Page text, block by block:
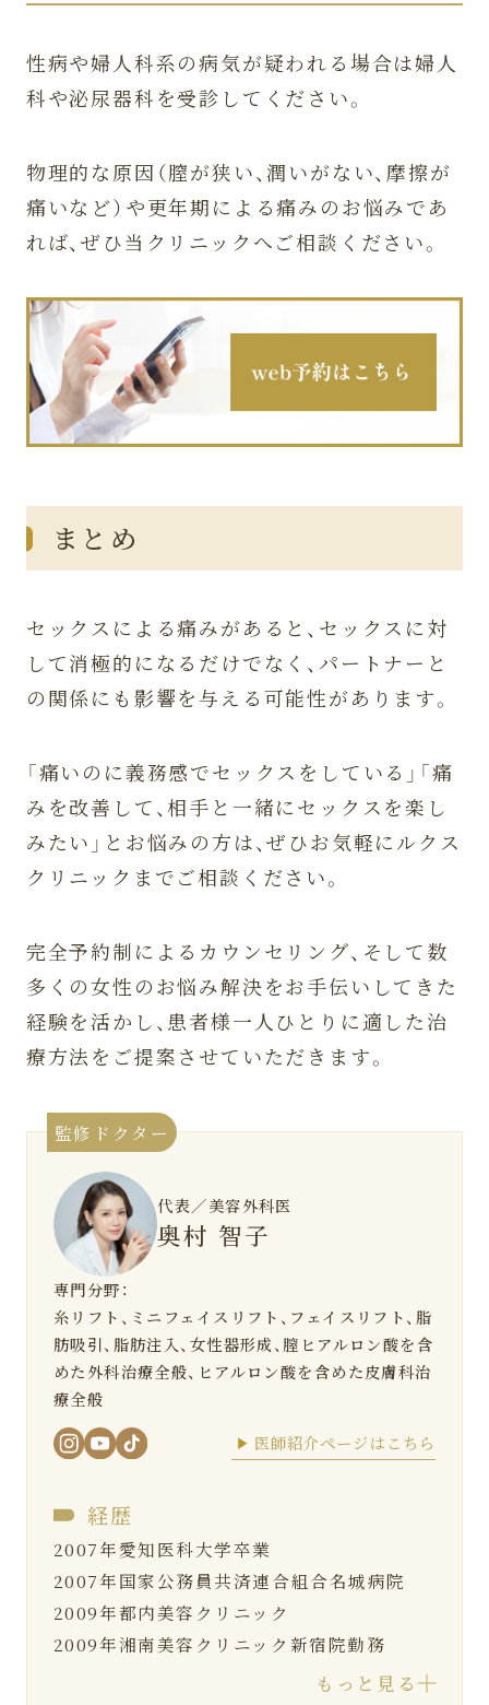
性病や婦人科系の病気が疑われる場合は婦人
科や泌尿器科を受診してください。
物理的な原因（膣が狭い、潤いがない、摩擦が
痛いなど）や更年期による痛みのお悩みであ
れば、ぜひ当クリニックへご相談ください。
まとめ
セックスによる痛みがあると、セックスに対
して消極的になるだけでなく、パートナーと
の関係にも影響を与える可能性があります。
「痛いのに義務感でセックスをしている」「痛
みを改善して、相手と一緒にセックスを楽し
みたい」とお悩みの方は、ぜひお気軽にルクス
クリニックまでご相談ください。
完全予約制によるカウンセリング、そして数
多くの女性のお悩み解決をお手伝いしてきた
経験を活かし、患者様一人ひとりに適した治
療方法をご提案させていただきます。
監修ドクター
代表／美容外科医
奥村 智子
専門分野：
糸リフト、ミニフェイスリフト、フェイスリフト、脂
肪吸引、脂肪注入、女性器形成、膣ヒアルロン酸を含
めた外科治療全般、ヒアルロン酸を含めた皮膚科治
療全般
医師紹介ページはこちら
経歴
2007年愛知医科大学卒業
2007年国家公務員共済連合組合名城病院
2009年都内美容クリニック
2009年湘南美容クリニック新宿院勤務
湘南美容クリニック渋谷院院長就任
もっと見る